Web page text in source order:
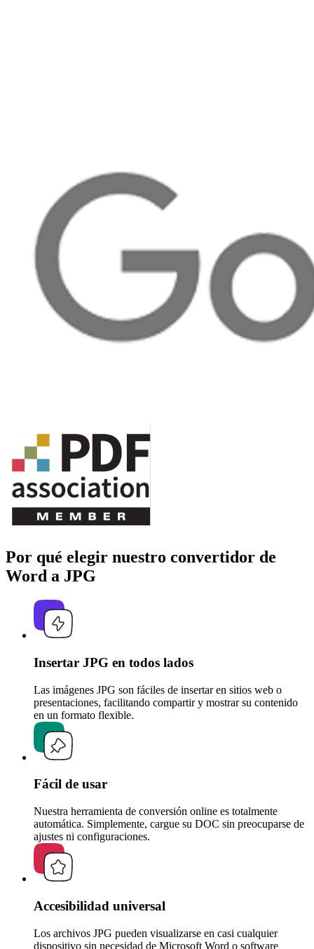
Por qué elegir nuestro convertidor de
Word a JPG
Insertar JPG en todos lados
Las imágenes JPG son fáciles de insertar en sitios web o
presentaciones, facilitando compartir y mostrar su contenido
en un formato flexible.
Fácil de usar
Nuestra herramienta de conversión online es totalmente
automática. Simplemente, cargue su DOC sin preocuparse de
ajustes ni configuraciones.
Accesibilidad universal
Los archivos JPG pueden visualizarse en casi cualquier
dispositivo sin necesidad de Microsoft Word o software